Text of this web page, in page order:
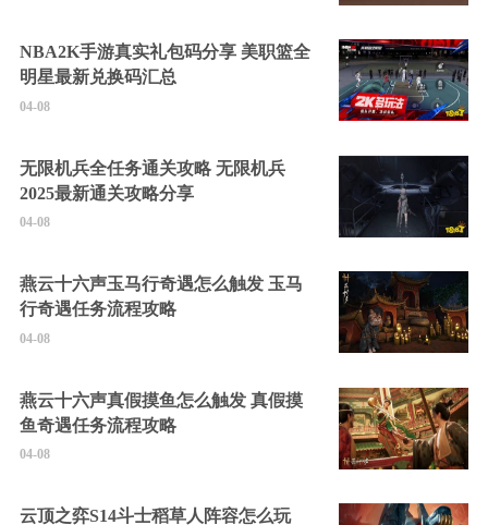
NBA2K手游真实礼包码分享 美职篮全
明星最新兑换码汇总
04-08
无限机兵全任务通关攻略 无限机兵
2025最新通关攻略分享
04-08
燕云十六声玉马行奇遇怎么触发 玉马
行奇遇任务流程攻略
04-08
燕云十六声真假摸鱼怎么触发 真假摸
鱼奇遇任务流程攻略
04-08
云顶之弈S14斗士稻草人阵容怎么玩